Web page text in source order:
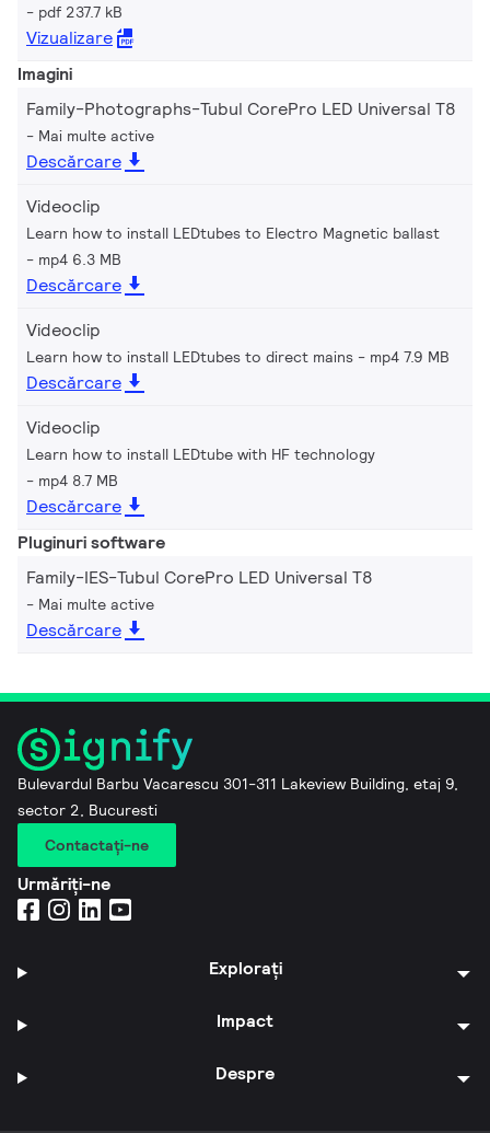
pdf 237.7 kB
Vizualizare
Imagini
Family-Photographs-Tubul CorePro LED Universal T8
Mai multe active
Descărcare
Videoclip
Learn how to install LEDtubes to Electro Magnetic ballast
mp4 6.3 MB
Descărcare
Videoclip
Learn how to install LEDtubes to direct mains mp4 7.9 MB
Descărcare
Videoclip
Learn how to install LEDtube with HF technology
mp4 8.7 MB
Descărcare
Pluginuri software
Family-IES-Tubul CorePro LED Universal T8
Mai multe active
Descărcare
Bulevardul Barbu Vacarescu 301-311 Lakeview Building, etaj 9,
sector 2, Bucuresti
Contactaţi-ne
Urmăriți-ne
Explorați
Impact
Despre